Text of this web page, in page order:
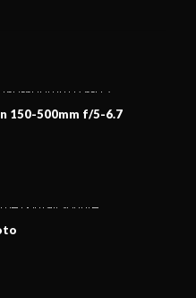
150-500mm f/5-6.7